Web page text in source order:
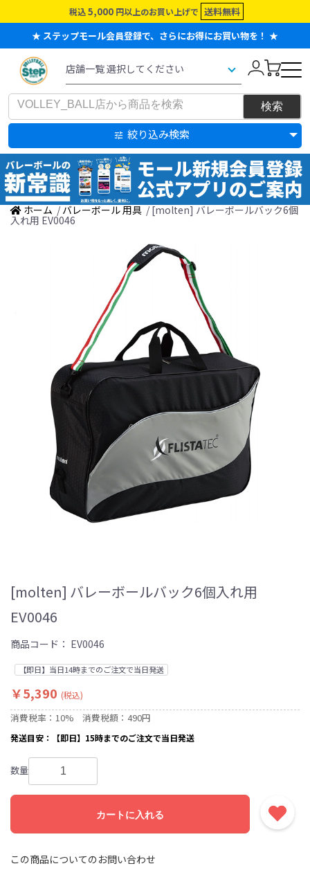
税込 5,000 円以上のお買い上げで 送料無料
★ ステップモール会員登録で、さらにお得にお買い物を！ ★
絞り込み検索
ホーム / バレーボール 用具 / [molten] バレーボールバック6個
入れ用 EV0046
[molten] バレーボールバック6個入れ用
EV0046
商品コード： EV0046
【即日】当日14時までのご注文で当日発送
￥5,390 (税込)
消費税率：10% 消費税額：490円
発送目安：【即日】15時までのご注文で当日発送
数量
カートに入れる
この商品についてのお問い合わせ